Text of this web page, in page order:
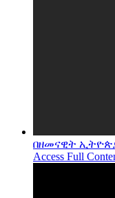
በዘመናዊት
Access Full